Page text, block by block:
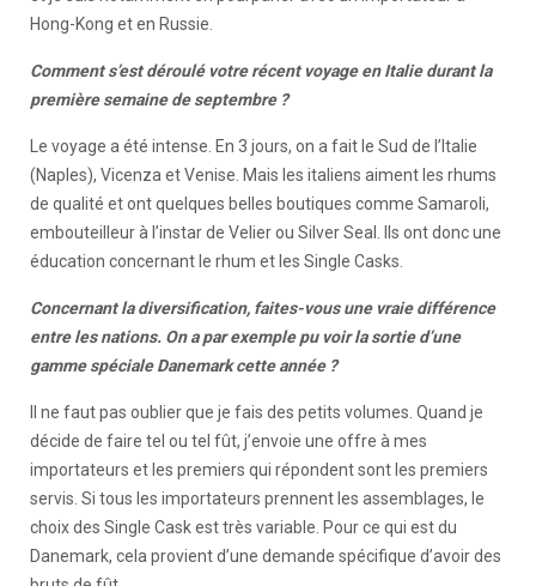
Hong-Kong et en Russie.
Comment s’est déroulé votre récent voyage en Italie durant la
première semaine de septembre ?
Le voyage a été intense. En 3 jours, on a fait le Sud de l’Italie
(Naples), Vicenza et Venise. Mais les italiens aiment les rhums
de qualité et ont quelques belles boutiques comme Samaroli,
embouteilleur à l’instar de Velier ou Silver Seal. Ils ont donc une
éducation concernant le rhum et les Single Casks.
Concernant la diversification, faites-vous une vraie différence
entre les nations. On a par exemple pu voir la sortie d’une
gamme spéciale Danemark cette année ?
Il ne faut pas oublier que je fais des petits volumes. Quand je
décide de faire tel ou tel fût, j’envoie une offre à mes
importateurs et les premiers qui répondent sont les premiers
servis. Si tous les importateurs prennent les assemblages, le
choix des Single Cask est très variable. Pour ce qui est du
Danemark, cela provient d’une demande spécifique d’avoir des